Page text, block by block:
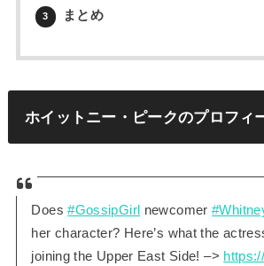
3 まとめ
ホイットニー・ピークのプロフィ
Does#GossipGirl newcomer
her character? Here’s what the
joining the Upper East Side! –>